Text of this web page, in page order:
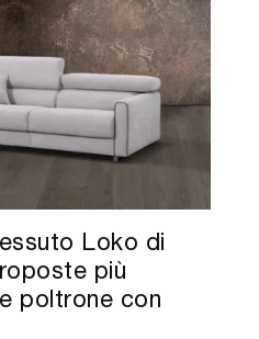
Loko di
più
poltrone con